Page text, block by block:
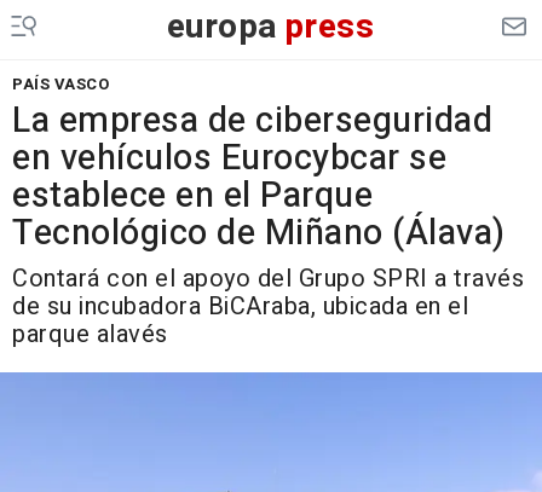
europa press
PAÍS VASCO
La empresa de ciberseguridad
en vehículos Eurocybcar se
establece en el Parque
Tecnológico de Miñano (Álava)
Contará con el apoyo del Grupo SPRI a través
de su incubadora BiCAraba, ubicada en el
parque alavés